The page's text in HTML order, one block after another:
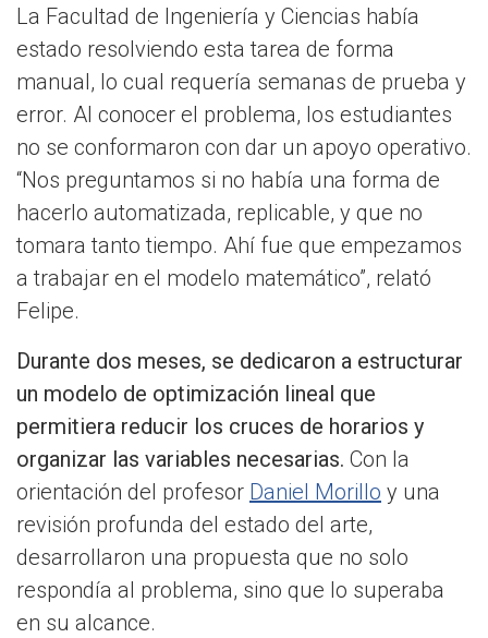
La Facultad de Ingeniería y Ciencias había
estado resolviendo esta tarea de forma
manual, lo cual requería semanas de prueba y
error. Al conocer el problema, los estudiantes
no se conformaron con dar un apoyo operativo.
“Nos preguntamos si no había una forma de
hacerlo automatizada, replicable, y que no
tomara tanto tiempo. Ahí fue que empezamos
a trabajar en el modelo matemático”, relató
Felipe.
Durante dos meses, se dedicaron a estructurar
un modelo de optimización lineal que
permitiera reducir los cruces de horarios y
organizar las variables necesarias. Con la
orientación del profesor Daniel Morillo y una
revisión profunda del estado del arte,
desarrollaron una propuesta que no solo
respondía al problema, sino que lo superaba
en su alcance.